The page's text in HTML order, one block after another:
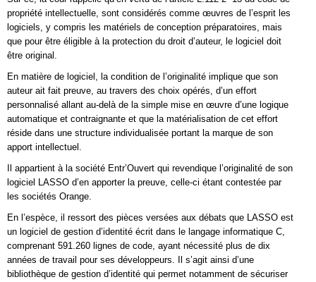
propriété intellectuelle, sont considérés comme œuvres de l’esprit les
logiciels, y compris les matériels de conception préparatoires, mais
que pour être éligible à la protection du droit d’auteur, le logiciel doit
être original.
En matière de logiciel, la condition de l’originalité implique que son
auteur ait fait preuve, au travers des choix opérés, d’un effort
personnalisé allant au-delà de la simple mise en œuvre d’une logique
automatique et contraignante et que la matérialisation de cet effort
réside dans une structure individualisée portant la marque de son
apport intellectuel.
Il appartient à la société Entr’Ouvert qui revendique l’originalité de son
logiciel LASSO d’en apporter la preuve, celle-ci étant contestée par
les sociétés Orange.
En l’espèce, il ressort des pièces versées aux débats que LASSO est
un logiciel de gestion d’identité écrit dans le langage informatique C,
comprenant 591.260 lignes de code, ayant nécessité plus de dix
années de travail pour ses développeurs. Il s’agit ainsi d’une
bibliothèque de gestion d’identité qui permet notamment de sécuriser